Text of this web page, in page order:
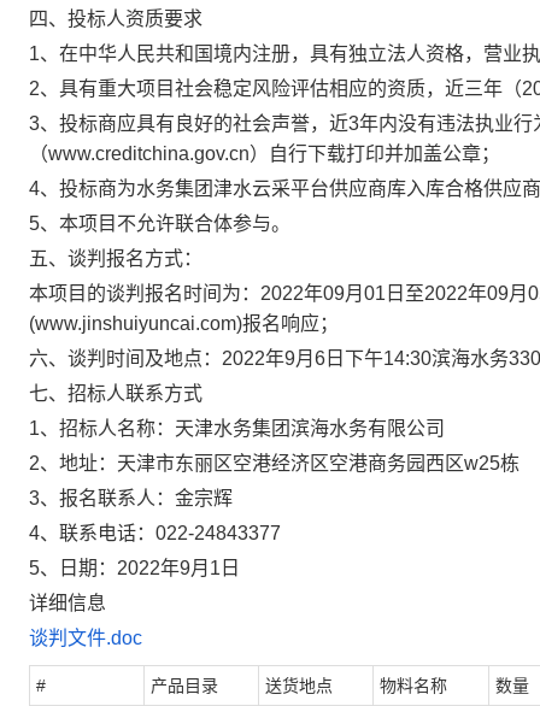
四、投标人资质要求
1、在中华人民共和国境内注册，具有独立法人资格，营业
2、具有重大项目社会稳定风险评估相应的资质，近三年（
3、投标商应具有良好的社会声誉，近3年内没有违法执业
（www.creditchina.gov.cn）自行下载打印并加盖公章；
4、投标商为水务集团津水云采平台供应商库入库合格供应
5、本项目不允许联合体参与。
五、谈判报名方式：
本项目的谈判报名时间为：2022年09月01日至2022年09
(www.jinshuiyuncai.com)报名响应；
六、谈判时间及地点：2022年9月6日下午14:30滨海水务
七、招标人联系方式
1、招标人名称：天津水务集团滨海水务有限公司
2、地址：天津市东丽区空港经济区空港商务园西区w25栋
3、报名联系人：金宗辉
4、联系电话：022-24843377
5、日期：2022年9月1日
详细信息
谈判文件.doc
# 产品目录 送货地点 物料名称 数量